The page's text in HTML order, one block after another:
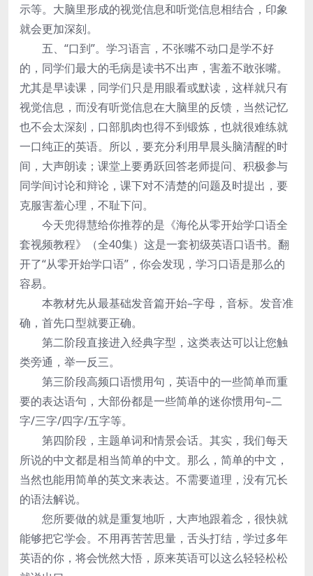
示等。大脑里形成的视觉信息和听觉信息相结合，印象
就会更加深刻。
五、“口到”。学习语言，不张嘴不动口是学不好
的，同学们最大的毛病是读书不出声，害羞不敢张嘴。
尤其是早读课，同学们只是用眼看或默读，这样就只有
视觉信息，而没有听觉信息在大脑里的反馈，当然记忆
也不会太深刻，口部肌肉也得不到锻炼，也就很难练就
一口纯正的英语。所以，要充分利用早晨头脑清醒的时
间，大声朗读；课堂上要勇跃回答老师提问、积极参与
同学间讨论和辩论，课下对不清楚的问题及时提出，要
克服害羞心理，不耻下问。
今天兜得慧给你推荐的是《海伦从零开始学口语全
套视频教程》（全40集）这是一套初级英语口语书。翻
开了“从零开始学口语”，你会发现，学习口语是那么的
容易。
本教材先从最基础发音篇开始–字母，音标。发音准
确，首先口型就要正确。
第二阶段直接进入经典字型，这类表达可以让您触
类旁通，举一反三。
第三阶段高频口语惯用句，英语中的一些简单而重
要的表达语句，大部份都是一些简单的迷你惯用句–二
字/三字/四字/五字等。
第四阶段，主题单词和情景会话。其实，我们每天
所说的中文都是相当简单的中文。那么，简单的中文，
当然也能用简单的英文来表达。不需要道理，没有冗长
的语法解说。
您所要做的就是重复地听，大声地跟着念，很快就
能够把它学会。不用再苦苦思量，舌头打结，学过多年
英语的你，将会恍然大悟，原来英语可以这么轻轻松松